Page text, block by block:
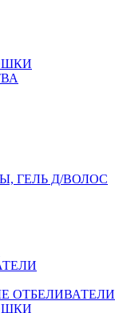
ГЕЛЬ Д/ВОЛОС
ОТБЕЛИВАТЕЛИ